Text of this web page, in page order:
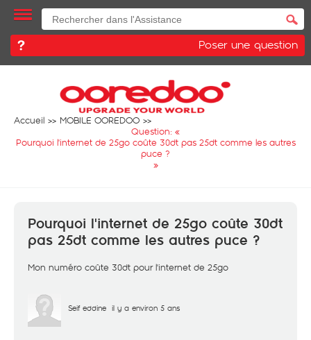
Poser une question
Accueil
MOBILE OOREDOO
Question: «
Pourquoi l'internet de 25go coûte 30dt pas 25dt comme les autres
puce ?
»
Pourquoi l'internet de 25go coûte 30dt
pas 25dt comme les autres puce ?
Mon numéro coûte 30dt pour l'internet de 25go
Seif eddine il y a environ 5 ans